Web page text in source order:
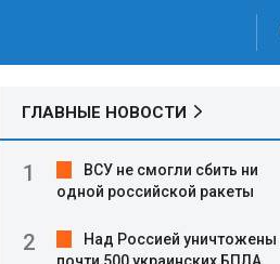
ГЛАВНЫЕ НОВОСТИ
ВСУ не смогли сбить ни
одной российской ракеты
Над Россией уничтожены